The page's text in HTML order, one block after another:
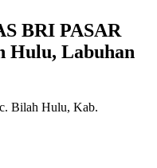
BRI PASAR
Hulu, Labuhan
Bilah Hulu, Kab.